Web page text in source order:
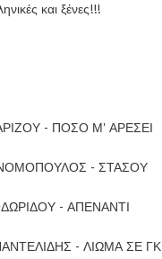
και ξένες!!!
- ΠΟΣΟ Μ' ΑΡΕΣΕΙ
- ΣΤΑΣΟΥ
- ΑΠΕΝΑΝΤΙ
- ΛΙΩΜΑ ΣΕ